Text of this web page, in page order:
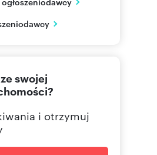
swojej
i otrzymuj